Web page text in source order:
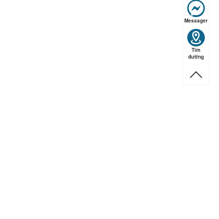
Messager
Tìm
đường